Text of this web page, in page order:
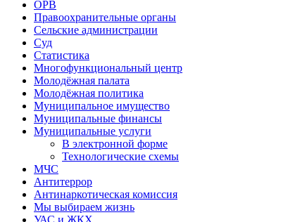
ОРВ
Правоохранительные органы
Сельские администрации
Суд
Статистика
Многофункциональный центр
Молодёжная палата
Молодёжная политика
Муниципальное имущество
Муниципальные финансы
Муниципальные услуги
В электронной форме
Технологические схемы
МЧС
Антитеррор
Антинаркотическая комиссия
Мы выбираем жизнь